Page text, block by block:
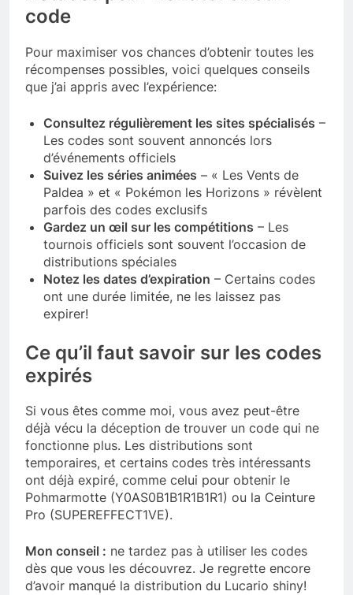
code
Pour maximiser vos chances d’obtenir toutes les
récompenses possibles, voici quelques conseils
que j’ai appris avec l’expérience:
Consultez régulièrement les sites spécialisés –
Les codes sont souvent annoncés lors
d’événements officiels
Suivez les séries animées – « Les Vents de
Paldea » et « Pokémon les Horizons » révèlent
parfois des codes exclusifs
Gardez un œil sur les compétitions – Les
tournois officiels sont souvent l’occasion de
distributions spéciales
Notez les dates d’expiration – Certains codes
ont une durée limitée, ne les laissez pas
expirer!
Ce qu’il faut savoir sur les codes
expirés
Si vous êtes comme moi, vous avez peut-être
déjà vécu la déception de trouver un code qui ne
fonctionne plus. Les distributions sont
temporaires, et certains codes très intéressants
ont déjà expiré, comme celui pour obtenir le
Pohmarmotte (Y0AS0B1B1R1B1R1) ou la Ceinture
Pro (SUPEREFFECT1VE).
Mon conseil : ne tardez pas à utiliser les codes
dès que vous les découvrez. Je regrette encore
d’avoir manqué la distribution du Lucario shiny!